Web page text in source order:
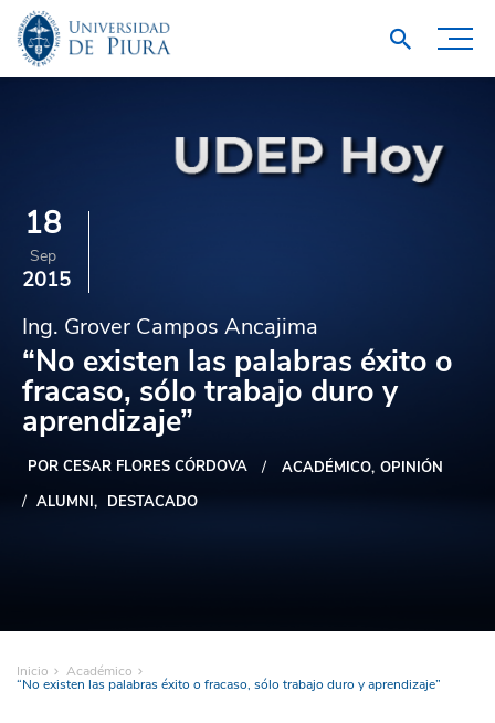
18
Sep
2015
Ing. Grover Campos Ancajima
“No existen las palabras éxito o
fracaso, sólo trabajo duro y
aprendizaje”
POR CESAR FLORES CÓRDOVA ACADÉMICO OPINIÓN
ALUMNI
DESTACADO
Inicio Académico
“No existen las palabras éxito o fracaso, sólo trabajo duro y aprendizaje”